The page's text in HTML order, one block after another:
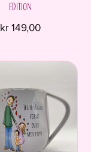
edition
kr149,00